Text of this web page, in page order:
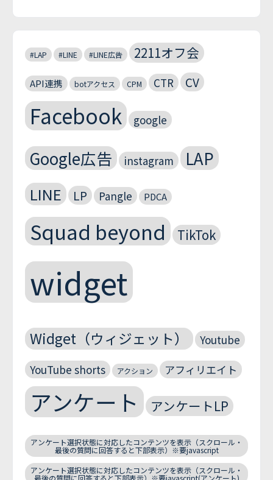
#LAP #LINE #LINE広告 2211オフ会
API連携 botアクセス CPM CTR CV
Facebook google
Google広告 instagram LAP
LINE LP Pangle PDCA
Squad beyond TikTok
widget
Widget（ウィジェット）
Youtube
YouTube shorts
アクション アフィリエイト
アンケート アンケートLP
アンケート選択状態に対応したコンテンツを表示（スクロール・
最後の質問に回答すると下部表示）※要javascript
アンケート選択状態に対応したコンテンツを表示（スクロール・
最後の質問に回答すると下部表示）※要javascript(アンケート)